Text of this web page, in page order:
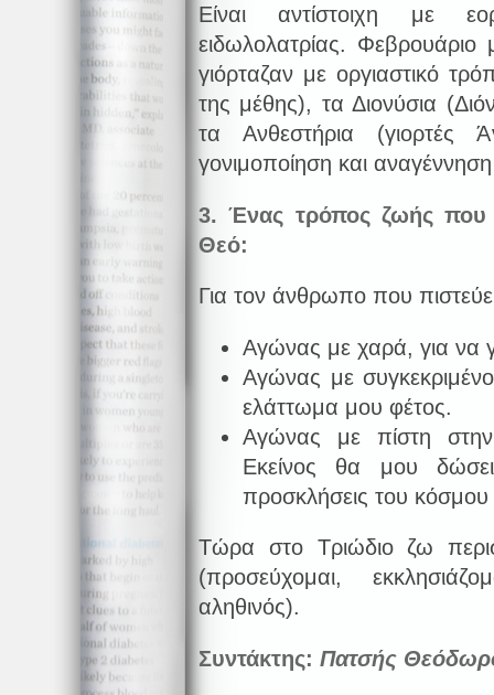
Είναι αντίστοιχη με
ειδωλολατρίας. Φεβρουάριο
γιόρταζαν με οργιαστικό
της μέθης), τα Διονύσια
τα Ανθεστήρια (γιορτές
γονιμοποίηση και
3. Ένας τρόπος ζωής που
Θεό:
Για τον άνθρωπο που
Αγώνας με χαρά, για να
Αγώνας με
ελάττωμα μου φέτος.
Αγώνας με πίστη
Εκείνος θα μου
προσκλήσεις του
Τώρα στο Τριώδιο ζω
(προσεύχομαι,
αληθινός).
Συντάκτης: Πατσής